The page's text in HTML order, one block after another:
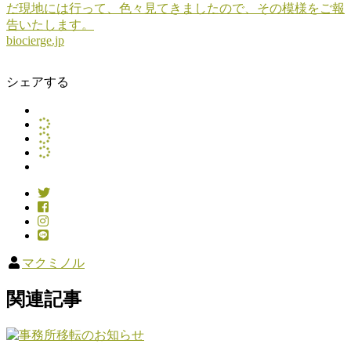
だ現地には行って、色々見てきましたので、その模様をご報
告いたします。
biocierge.jp
シェアする
マクミノル
関連記事